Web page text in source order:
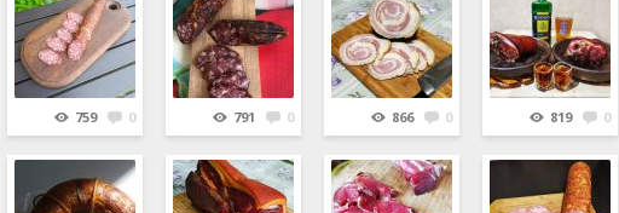
759 0 791 0 866 0 819 0